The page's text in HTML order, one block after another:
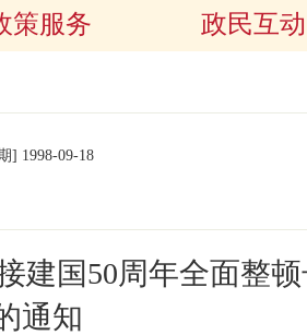
策服务 政民互动
] 1998-09-18
建国50周年全面整
通知